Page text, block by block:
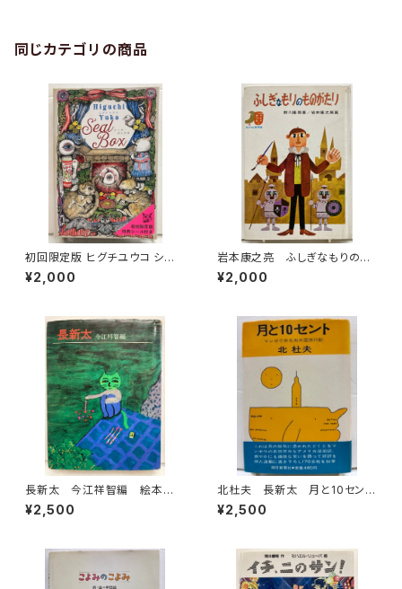
同じカテゴリの商品
初回限定版 ヒグチユウコ シー
ル・ボックス サイン入り 201
8年 初版 グラフィック社
¥2,000
岩本康之亮 ふしぎなもりのも
のがたり 前川康男 創作どう
わ絵本８ 1966年 函なし
¥2,000
長新太 今江祥智編 絵本作
家文庫 1977年 すばる書房
文庫
¥2,500
北杜夫 長新太 月と10セン
ト 1971年 初版 帯 朝日
新聞社
¥2,500